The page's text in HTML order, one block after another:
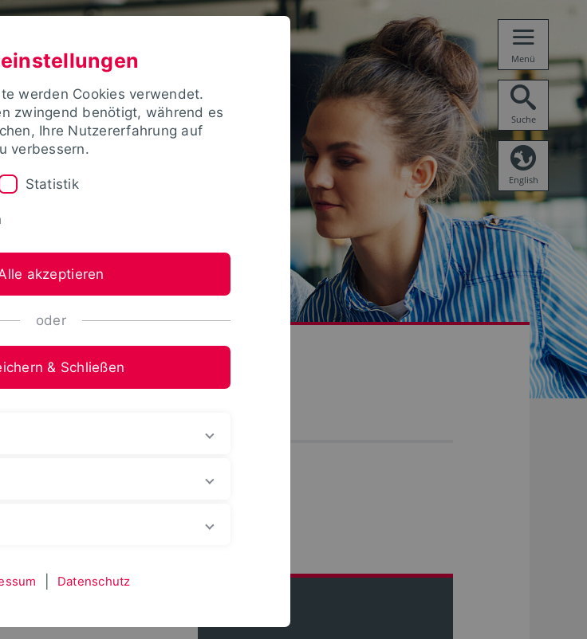
Menü
Suche
English
Design
werden Cookies verwendet.
zwingend benötigt, während es
Ihre Nutzererfahrung auf
verbessern.
Statistik
akzeptieren
oder
& Schließen
Datenschutz